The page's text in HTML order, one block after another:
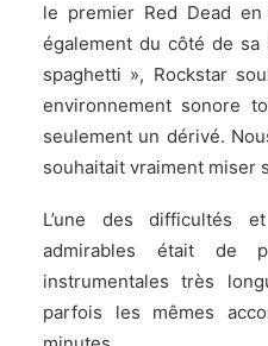
le premier Red Dead
également du côté de
spaghetti », Rockstar
environnement sonore
seulement un dérivé.
souhaitait vraiment miser
L’une des difficultés
admirables était de
instrumentales très
parfois les mêmes